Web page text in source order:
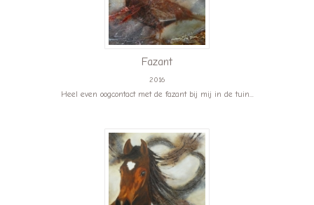
Fazant
2016
Heel even oogcontact met de fazant bij mij in de tuin...